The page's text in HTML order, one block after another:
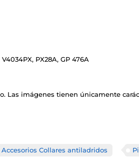
PX28A, GP 476A
Las imágenes tienen únicamente
Accesorios Collares antiladridos